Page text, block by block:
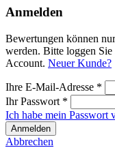
Anmelden
Bewertungen können
werden. Bitte loggen Sie
Account. Neuer Kunde?
Ihre E-Mail-Adresse *
Ihr Passwort *
Ich habe mein Passwort
Anmelden
Abbrechen